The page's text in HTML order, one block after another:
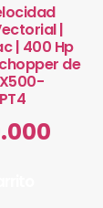
|
| 400 Hp
de